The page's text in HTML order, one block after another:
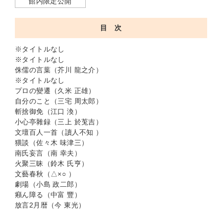
目 次
※タイトルなし
※タイトルなし
侏儒の言葉（芥川 龍之介）
※タイトルなし
プロの變遷（久米 正雄）
自分のこと（三宅 周太郎）
斬捨御免（江口 渙）
小心亭雜録（三上 於莵吉）
文壇百人一首（讀人不知 ）
猥談（佐々木 味津三）
南氏妄言（南 幸夫）
火聚三昧（鈴木 氏亨）
文藝春秋（△×○ ）
劇場（小島 政二郎）
癪ん障る（中富 豐）
放言2月暦（今 東光）